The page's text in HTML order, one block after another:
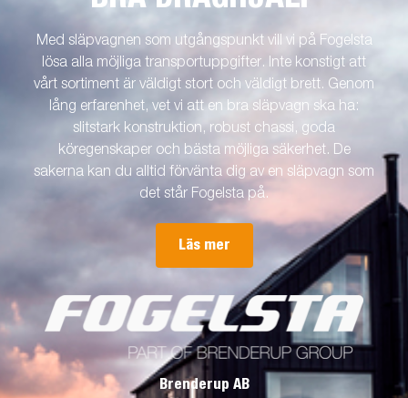
Med släpvagnen som utgångspunkt vill vi på Fogelsta
lösa alla möjliga transportuppgifter. Inte konstigt att
vårt sortiment är väldigt stort och väldigt brett. Genom
lång erfarenhet, vet vi att en bra släpvagn ska ha:
slitstark konstruktion, robust chassi, goda
köregenskaper och bästa möjliga säkerhet. De
sakerna kan du alltid förvänta dig av en släpvagn som
det står Fogelsta på.
Läs mer
Brenderup AB